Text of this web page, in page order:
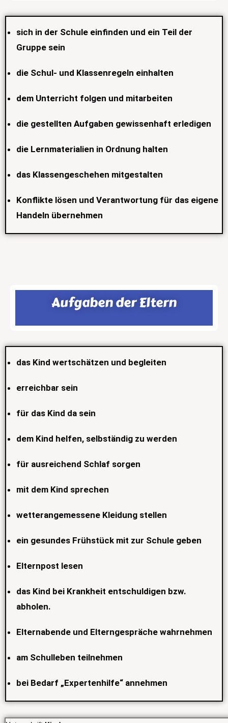
sich in der Schule einfinden und ein Teil der
Gruppe sein
die Schul- und Klassenregeln einhalten
dem Unterricht folgen und mitarbeiten
die gestellten Aufgaben gewissenhaft erledigen
die Lernmaterialien in Ordnung halten
das Klassengeschehen mitgestalten
Konflikte lösen und Verantwortung für das eigene
Handeln übernehmen
Aufgaben der Eltern
das Kind wertschätzen und begleiten
erreichbar sein
für das Kind da sein
dem Kind helfen, selbständig zu werden
für ausreichend Schlaf sorgen
mit dem Kind sprechen
wetterangemessene Kleidung stellen
ein gesundes Frühstück mit zur Schule geben
Elternpost lesen
das Kind bei Krankheit entschuldigen bzw.
abholen.
Elternabende und Elterngespräche wahrnehmen
am Schulleben teilnehmen
bei Bedarf „Expertenhilfe“ annehmen